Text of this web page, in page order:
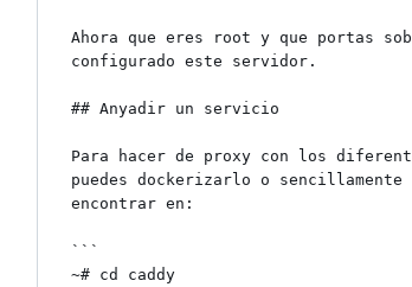
Ahora que eres root y que portas
configurado este servidor.
## Anyadir un servicio
Para hacer de proxy con los
puedes dockerizarlo o
encontrar en:
```
~# cd caddy